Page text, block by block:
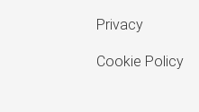
Privacy
Cookie Policy